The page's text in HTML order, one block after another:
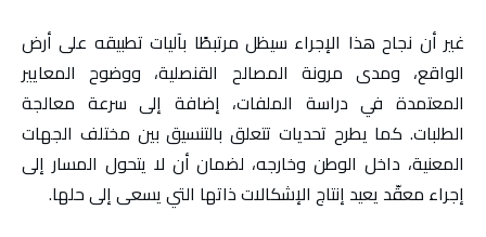
غير أن نجاح هذا الإجراء سيظل مرتبطًا بآليات تطبيقه على أرض
الواقع، ومدى مرونة المصالح القنصلية، ووضوح المعايير
المعتمدة في دراسة الملفات، إضافة إلى سرعة معالجة
الطلبات. كما يطرح تحديات تتعلق بالتنسيق بين مختلف الجهات
المعنية، داخل الوطن وخارجه، لضمان أن لا يتحول المسار إلى
إجراء معقّد يعيد إنتاج الإشكالات ذاتها التي يسعى إلى حلها.